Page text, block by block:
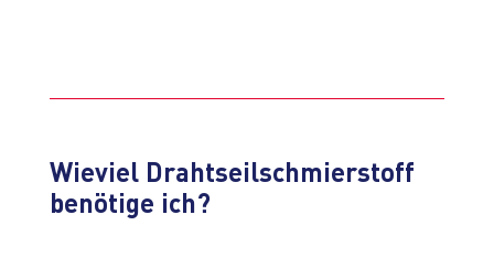
Wieviel Drahtseilschmierstoff
benötige ich?